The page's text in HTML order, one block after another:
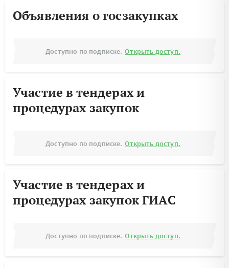
Объявления о госзакупках
Доступно по подписке. Открыть доступ.
Участие в тендерах и
процедурах закупок
Доступно по подписке. Открыть доступ.
Участие в тендерах и
процедурах закупок ГИАС
Доступно по подписке. Открыть доступ.